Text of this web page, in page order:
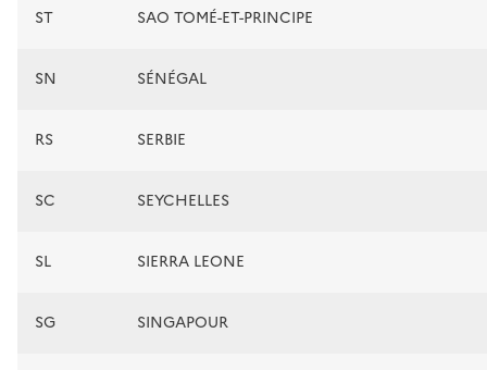
ST SAO TOMÉ-ET-PRINCIPE
SN SÉNÉGAL
RS SERBIE
SC SEYCHELLES
SL SIERRA LEONE
SG SINGAPOUR